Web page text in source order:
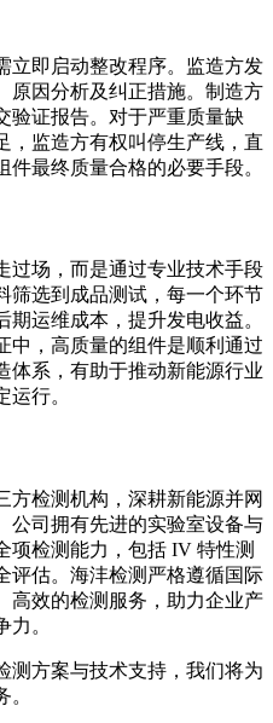
立即启动整改程序。监造方发
原因分析及纠正措施。制造方
验证报告。对于严重质量缺
，监造方有权叫停生产线，直
最终质量合格的必要手段。
过场，而是通过专业技术手段
筛选到成品测试，每一个环节
运维成本，提升发电收益。
中，高质量的组件是顺利通过
体系，有助于推动新能源行业
行。
方检测机构，深耕新能源并网
公司拥有先进的实验室设备与
项检测能力，包括 IV 特性测
评估。海沣检测严格遵循国际
高效的检测服务，助力企业产
。
测方案与技术支持，我们将为